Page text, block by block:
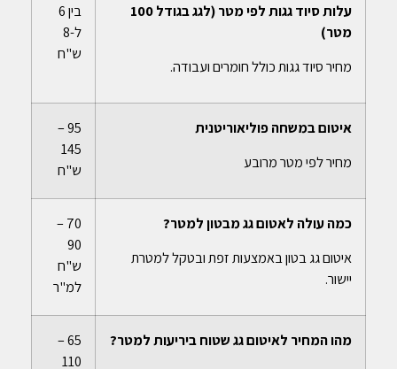
עלות סיוד גגות לפי מטר (לגג בגודל 100
מטר)
מחיר סיוד גגות כולל חומרים ועבודה.
בין 6
ל-8
ש"ח
איטום במשחה פוליאוריטנית
מחיר לפי מטר מרובע
95 –
145
ש"ח
כמה עולה לאטום גג מבטון למטר?
איטום גג בטון באמצעות זפת ובטקל למטרת
יישור.
70 –
90
ש"ח
למ"ר
מהו המחיר לאיטום גג שטוח ביריעות למטר?
65 –
110